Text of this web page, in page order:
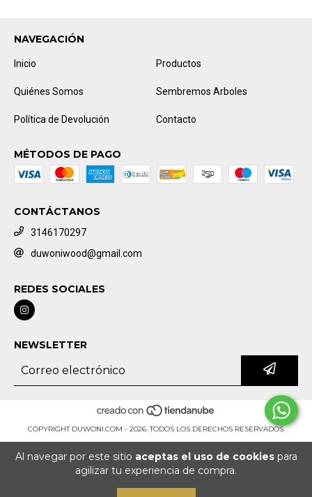
Al navegar por este sitio aceptas el uso de cookiespara
agilizar tu experiencia de compra.
NAVEGACIÓN
Inicio Productos
Quiénes Somos Sembremos Arboles
Política de Devolución Contacto
MÉTODOS DE PAGO
CONTÁCTANOS
3146170297
duwoniwood@gmail.com
REDES SOCIALES
NEWSLETTER
COPYRIGHT DUWONI.COM - 2026. TODOS LOS DERECHOS RESERVADOS.